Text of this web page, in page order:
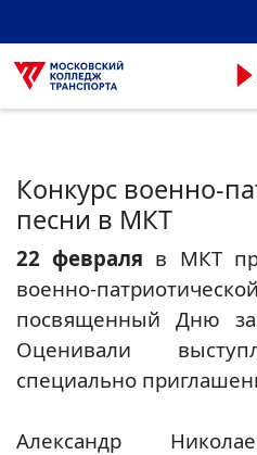
Конкурс военно-
песни в МКТ
22 февраля в МКТ
военно-
посвященный Дню
Оценивали
специально
Александр